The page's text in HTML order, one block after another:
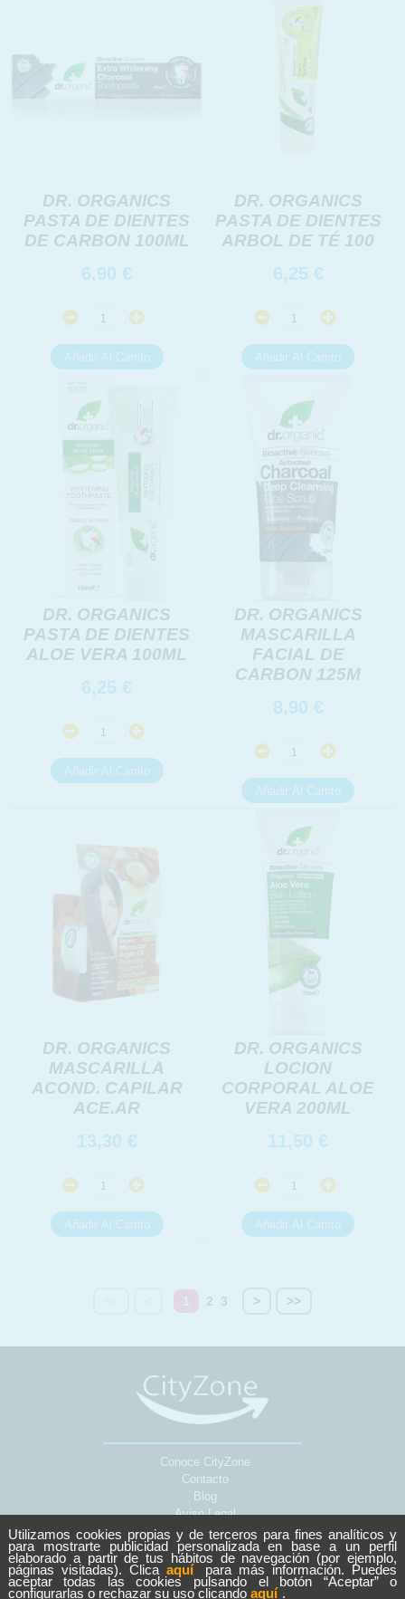
DR. ORGANICS
PASTA DE DIENTES
DE CARBON 100ML
6,90 €
DR. ORGANICS
PASTA DE DIENTES
ARBOL DE TÉ 100
6,25 €
DR. ORGANICS
PASTA DE DIENTES
ALOE VERA 100ML
6,25 €
DR. ORGANICS
MASCARILLA
FACIAL DE
CARBON 125M
8,90 €
DR. ORGANICS
MASCARILLA
ACOND. CAPILAR
ACE.AR
13,30 €
DR. ORGANICS
LOCION
CORPORAL ALOE
VERA 200ML
11,50 €
1 2 3 > >>
Conoce CityZone
Contacto
Blog
Aviso Legal
Sobre Cookies
Política de Privacidad
Copyright © 2026 CityZone.
Utilizamos cookies propias y de terceros para fines analíticos y
para mostrarte publicidad personalizada en base a un perfil
elaborado a partir de tus hábitos de navegación (por ejemplo,
páginas visitadas). Clica aquí para más información. Puedes
aceptar todas las cookies pulsando el botón “Aceptar” o
configurarlas o rechazar su uso clicando aquí .